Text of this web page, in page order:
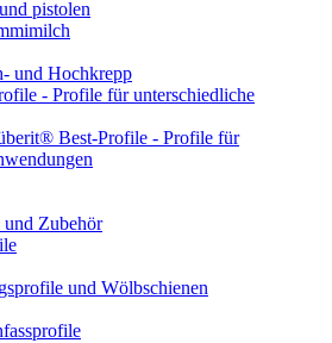
pistolen
und Hochkrepp
- Profile für unterschiedliche
Best-Profile - Profile für
und Zubehör
und Wölbschienen